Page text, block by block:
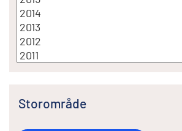
Storområde